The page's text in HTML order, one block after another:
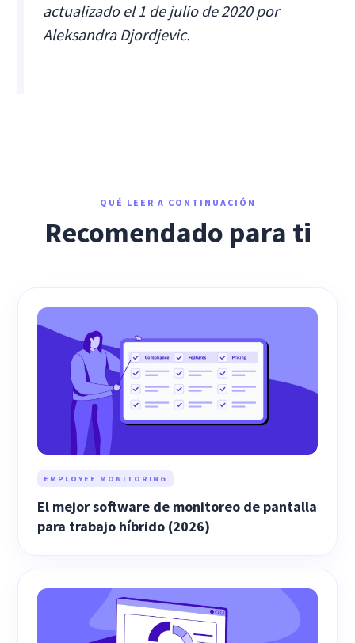
actualizado el 1 de julio de 2020 por
Aleksandra Djordjevic.
QUÉ LEER A CONTINUACIÓN
Recomendado para ti
EMPLOYEE MONITORING
El mejor software de monitoreo de pantalla
para trabajo híbrido (2026)